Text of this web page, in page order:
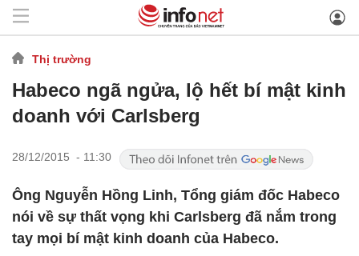
Thị trường
Habeco ngã ngửa, lộ hết bí mật kinh
doanh với Carlsberg
28/12/2015 - 11:30
Ông Nguyễn Hồng Linh, Tổng giám đốc Habeco
nói về sự thất vọng khi Carlsberg đã nắm trong
tay mọi bí mật kinh doanh của Habeco.